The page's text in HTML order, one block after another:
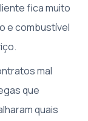
fica muito
e combustível
mal
que
quais